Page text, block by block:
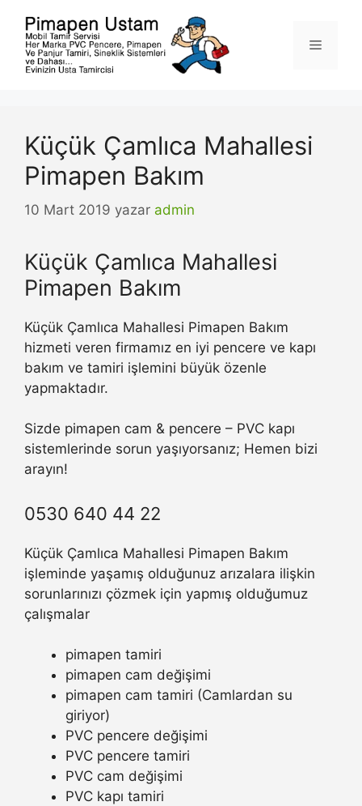
Menü
Küçük Çamlıca Mahallesi
Pimapen Bakım
10 Mart 2019 yazar admin
Küçük Çamlıca Mahallesi
Pimapen Bakım
Küçük Çamlıca Mahallesi Pimapen Bakım
hizmeti veren firmamız en iyi pencere ve kapı
bakım ve tamiri işlemini büyük özenle
yapmaktadır.
Sizde pimapen cam & pencere – PVC kapı
sistemlerinde sorun yaşıyorsanız; Hemen bizi
arayın!
0530 640 44 22
Küçük Çamlıca Mahallesi Pimapen Bakım
işleminde yaşamış olduğunuz arızalara ilişkin
sorunlarınızı çözmek için yapmış olduğumuz
çalışmalar
pimapen tamiri
pimapen cam değişimi
pimapen cam tamiri (Camlardan su
giriyor)
PVC pencere değişimi
PVC pencere tamiri
PVC cam değişimi
PVC kapı tamiri